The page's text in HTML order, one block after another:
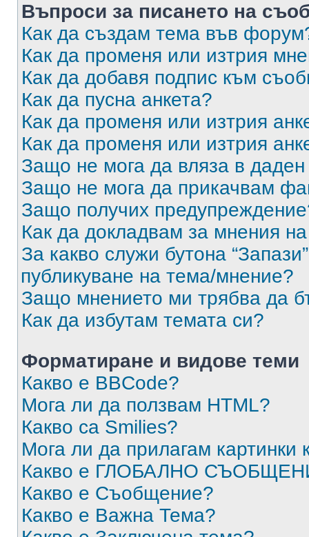
Въпроси за писането на
Как да създам тема във
Как да променя или изтрия
Как да добавя подпис към
Как да пусна анкета?
Как да променя или изтрия
Как да променя или изтрия
Защо не мога да вляза в
Защо не мога да прикачвам
Защо получих
Как да докладвам за мнения
За какво служи бутона
публикуване на тема/мнение?
Защо мнението ми трябва да
Как да избутам темата си?
Форматиране и видове теми
Какво е BBCode?
Мога ли да ползвам HTML?
Какво са Smilies?
Мога ли да прилагам
Какво е ГЛОБАЛНО
Какво е Съобщение?
Какво е Важна Тема?